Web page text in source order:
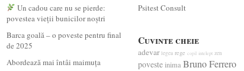
Un cadou care nu se pierde:
povestea vieții bunicilor noștri
Barca goală – o poveste pentru final
de 2025
Abordează mai întâi maimuța
Psitest Consult
Cuvinte cheie
adevar legea rege copil intelept zen
povesteinima Bruno Ferrero